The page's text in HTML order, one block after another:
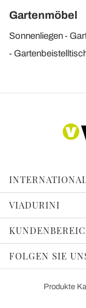
Gartenmöbel
Sonnenliegen
VIADURINI
FOLGEN SIE
Produkte